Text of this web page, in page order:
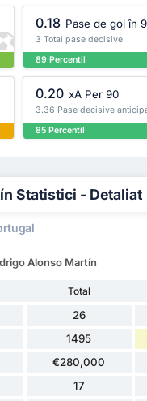
0.18 Pase de gol în
3 Total pase decisive
89 Percentil
0.20 xA Per 90
3.36 Pase decisive
85 Percentil
Statistici - Detaliat
Alonso Martín
Total
26
1495
€280,000
17